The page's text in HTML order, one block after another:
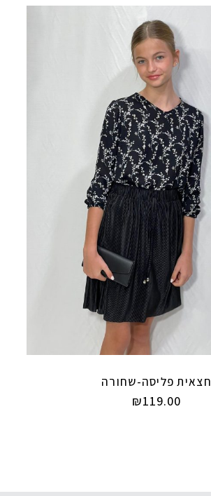
חצאית פליסה-שחורה
₪119.00